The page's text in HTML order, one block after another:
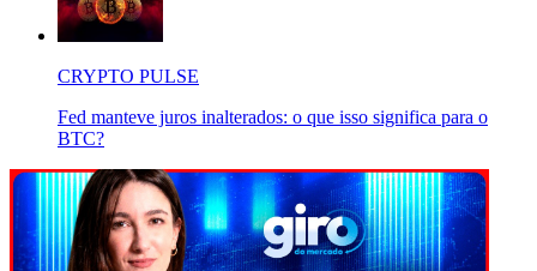
CRYPTO PULSE
Fed manteve juros inalterados: o que isso significa para o
BTC?